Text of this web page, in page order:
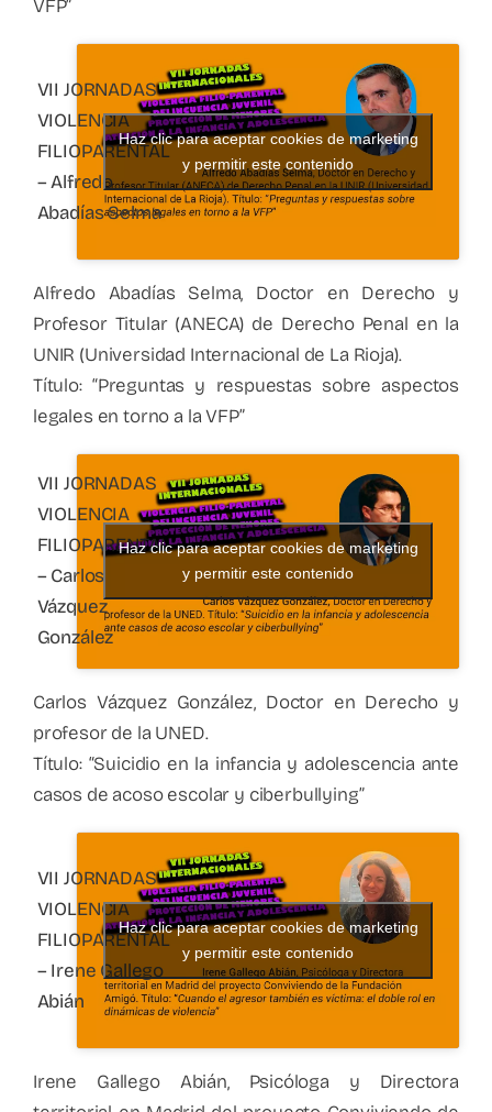
VFP”
VII JORNADAS
VIOLENCIA
FILIOPARENTAL
– Alfredo
Abadías Selma
Haz clic para aceptar cookies de marketing
y permitir este contenido
Alfredo Abadías Selma, Doctor en Derecho y
Profesor Titular (ANECA) de Derecho Penal en la
UNIR (Universidad Internacional de La Rioja).
Título: “Preguntas y respuestas sobre aspectos
legales en torno a la VFP”
VII JORNADAS
VIOLENCIA
FILIOPARENTAL
– Carlos
Vázquez
González
Haz clic para aceptar cookies de marketing
y permitir este contenido
Carlos Vázquez González, Doctor en Derecho y
profesor de la UNED.
Título: “Suicidio en la infancia y adolescencia ante
casos de acoso escolar y ciberbullying”
VII JORNADAS
VIOLENCIA
FILIOPARENTAL
– Irene Gallego
Abián
Haz clic para aceptar cookies de marketing
y permitir este contenido
Irene Gallego Abián, Psicóloga y Directora